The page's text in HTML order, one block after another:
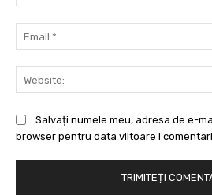
Salvați numele meu, adresa de e-
browser pentru data viitoare i